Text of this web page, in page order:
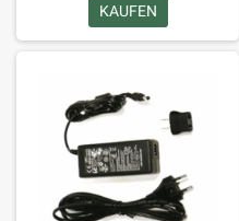
KAUFEN